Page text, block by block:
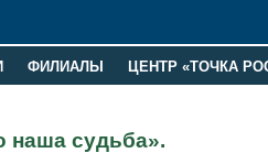
ФИЛИАЛЫ
ЦЕНТР «ТОЧКА
наша судьба».